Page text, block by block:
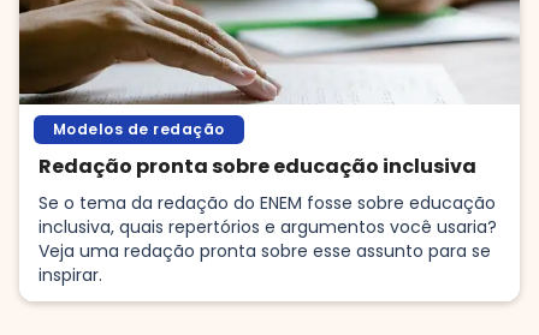
Modelos de redação
Redação pronta sobre educação inclusiva
Se o tema da redação do ENEM fosse sobre educação
inclusiva, quais repertórios e argumentos você usaria?
Veja uma redação pronta sobre esse assunto para se
inspirar.